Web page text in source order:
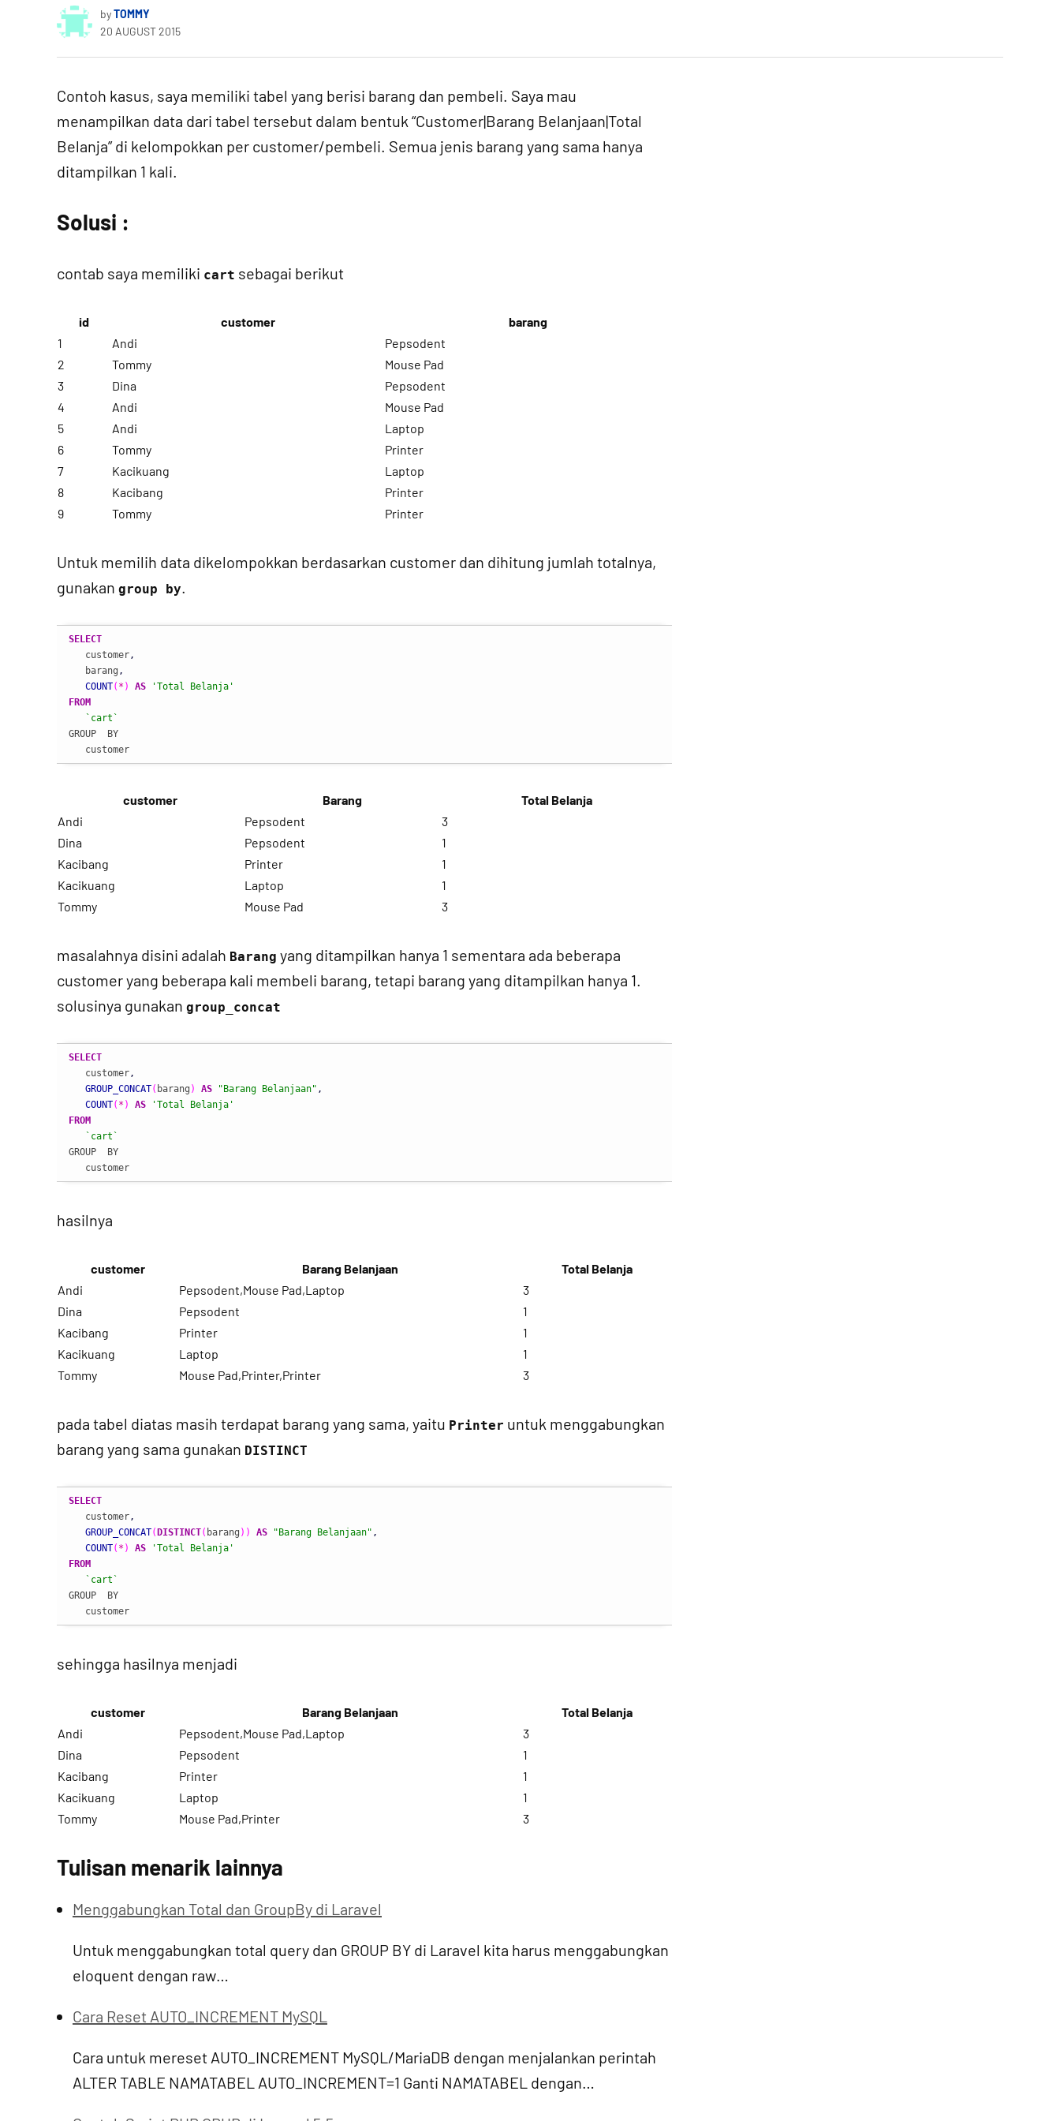
byTOMMY
20 AUGUST 2015
Contoh kasus, saya memiliki tabel yang berisi barang dan pembeli. Saya mau
menampilkan data dari tabel tersebut dalam bentuk “Customer|Barang Belanjaan|Total
Belanja” di kelompokkan per customer/pembeli. Semua jenis barang yang sama hanya
ditampilkan 1 kali.
Solusi :
contab saya memiliki cart sebagai berikut
id customer
barang
1
Andi
Pepsodent
2
Tommy
Mouse Pad
3
Dina
Pepsodent
4
Andi
Mouse Pad
5
Andi
Laptop
6
Tommy
Printer
7
Kacikuang
Laptop
8
Kacibang
Printer
9
Tommy Printer
Untuk memilih data dikelompokkan berdasarkan customer dan dihitung jumlah totalnya,
gunakan group by.
SELECT
   customer
,
   barang
,
COUNT( * ) AS
'Total Belanja'
FROM
`cart`
GROUP  BY
   customer
customer Barang
Total Belanja
Andi
Pepsodent
3
Dina
Pepsodent
1
Kacibang
Printer
1
Kacikuang
Laptop
1
Tommy
Mouse Pad 3
masalahnya disini adalah Barang yang ditampilkan hanya 1 sementara ada beberapa
customer yang beberapa kali membeli barang, tetapi barang yang ditampilkan hanya 1.
solusinya gunakan group_concat
SELECT
   customer
,
GROUP_CONCAT( barang ) AS "Barang Belanjaan" ,
COUNT( * ) AS
'Total Belanja'
FROM
`cart`
GROUP  BY
   customer
hasilnya
customer Barang Belanjaan
Total Belanja
Andi
Pepsodent,Mouse Pad,Laptop
3
Dina
Pepsodent
1
Kacibang
Printer
1
Kacikuang
Laptop
1
Tommy
Mouse Pad,Printer,Printer 3
pada tabel diatas masih terdapat barang yang sama, yaitu Printer untuk menggabungkan
barang yang sama gunakan DISTINCT
SELECT
   customer
,
GROUP_CONCAT( DISTINCT( barang ) ) AS "Barang Belanjaan" ,
COUNT( * ) AS
'Total Belanja'
FROM
`cart`
GROUP  BY
   customer
sehingga hasilnya menjadi
customer Barang Belanjaan
Total Belanja
Andi
Pepsodent,Mouse Pad,Laptop
3
Dina
Pepsodent
1
Kacibang
Printer
1
Kacikuang
Laptop
1
Tommy
Mouse Pad,Printer 3
Tulisan menarik lainnya
Menggabungkan Total dan GroupBy di Laravel
Untuk menggabungkan total query dan GROUP BY di Laravel kita harus menggabungkan
eloquent dengan raw…
Cara Reset AUTO_INCREMENT MySQL
Cara untuk mereset AUTO_INCREMENT MySQL/MariaDB dengan menjalankan perintah
ALTER TABLE NAMATABEL AUTO_INCREMENT=1 Ganti NAMATABEL dengan…